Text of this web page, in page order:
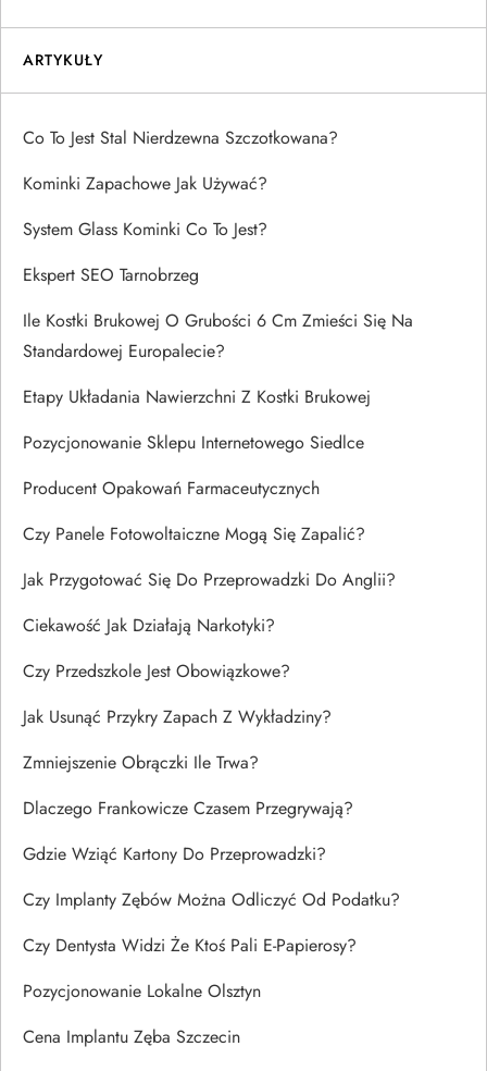
ARTYKUŁY
Co To Jest Stal Nierdzewna Szczotkowana?
Kominki Zapachowe Jak Używać?
System Glass Kominki Co To Jest?
Ekspert SEO Tarnobrzeg
Ile Kostki Brukowej O Grubości 6 Cm Zmieści Się Na
Standardowej Europalecie?
Etapy Układania Nawierzchni Z Kostki Brukowej
Pozycjonowanie Sklepu Internetowego Siedlce
Producent Opakowań Farmaceutycznych
Czy Panele Fotowoltaiczne Mogą Się Zapalić?
Jak Przygotować Się Do Przeprowadzki Do Anglii?
Ciekawość Jak Działają Narkotyki?
Czy Przedszkole Jest Obowiązkowe?
Jak Usunąć Przykry Zapach Z Wykładziny?
Zmniejszenie Obrączki Ile Trwa?
Dlaczego Frankowicze Czasem Przegrywają?
Gdzie Wziąć Kartony Do Przeprowadzki?
Czy Implanty Zębów Można Odliczyć Od Podatku?
Czy Dentysta Widzi Że Ktoś Pali E-Papierosy?
Pozycjonowanie Lokalne Olsztyn
Cena Implantu Zęba Szczecin